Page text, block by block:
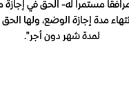
مستمراً له- الحق في إجازة
مدة إجازة الوضع، ولها الحق
لمدة شهر دون أجر".